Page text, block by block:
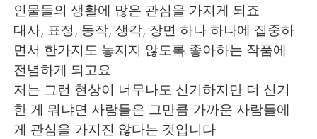
العربية Français
Deutsch 日本語
Русский ไทย
Indonesia Italiano
인물들의 생활에 많은 관심을 가지게 되죠
대사, 표정, 동작, 생각, 장면 하나 하나에 집중하
면서 한가지도 놓지지 않도록 좋아하는 작품에
전념하게 되고요
저는 그런 현상이 너무나도 신기하지만 더 신기
한 게 뭐냐면 사람들은 그만큼 가까운 사람들에
게 관심을 가지진 않다는 것입니다